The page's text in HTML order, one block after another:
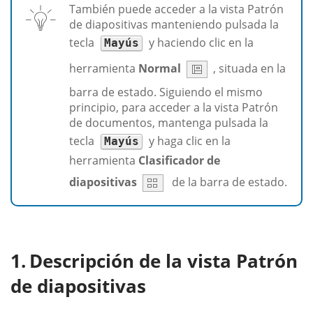
También puede acceder a la vista Patrón
de diapositivas manteniendo pulsada la
tecla
Mayús
y haciendo clic en la
herramienta Normal
, situada en la
barra de estado. Siguiendo el mismo
principio, para acceder a la vista Patrón
de documentos, mantenga pulsada la
tecla
Mayús
y haga clic en la
herramienta Clasificador de
diapositivas
de la barra de estado.
Descripción de la vista Patrón
de diapositivas